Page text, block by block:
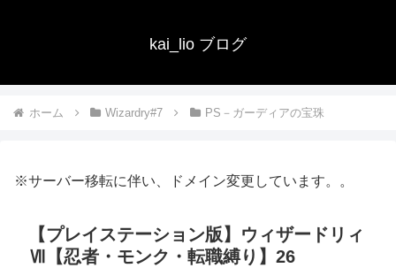
kai_lio ブログ
ホーム Wizardry#7 PS－ガーディアの宝珠
※サーバー移転に伴い、ドメイン変更しています。。
【プレイステーション版】ウィザードリィ
Ⅶ【忍者・モンク・転職縛り】26